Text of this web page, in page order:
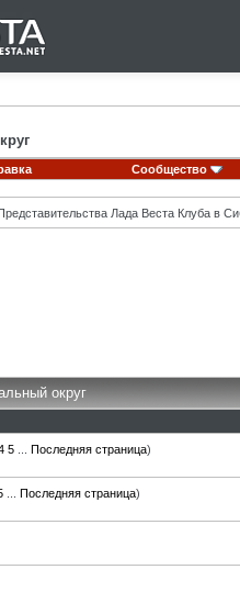
Сообщество
Лада Веста Клуба в
округ
5 Последняя страница)
Последняя страница)